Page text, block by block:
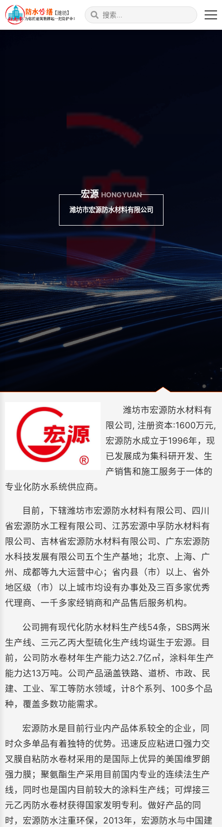
【潍坊】
潍坊市宏源防水材料有限公司
宏源 HONGYUAN
潍坊市宏源防水材料有
限公司, 注册资本:1600万元,
宏源防水成立于1996年，现
已发展成为集科研开发、生
产销售和施工服务于一体的
专业化防水系统供应商。
目前，下辖潍坊市宏源防水材料有限公司、四川
省宏源防水工程有限公司、江苏宏源中孚防水材料有
限公司、吉林省宏源防水材料有限公司、广东宏源防
水科技发展有限公司五个生产基地；北京、上海、广
州、成都等九大运营中心；省内县（市）以上、省外
地区级（市）以上城市均设有办事处及三百多家优秀
代理商、一千多家经销商和产品售后服务机构。
公司拥有现代化防水材料生产线54条，SBS两米
生产线、三元乙丙大型硫化生产线均诞生于宏源。目
前，公司防水卷材年生产能力达2.7亿㎡，涂料年生产
能力达13万吨。公司产品涵盖铁路、道桥、市政、民
建、工业、军工等防水领域，计8个系列、100多个品
种，覆盖多数功能需求。
宏源防水是目前行业内产品体系较全的企业，同
时众多单品有着独特的优势。迅速反应粘进口强力交
叉膜自粘防水卷材采用的是国际上优异的美国维罗朗
强力膜；聚氨酯生产采用目前国内专业的连续法生产
线，同时也是国内目前较大的涂料生产线；可焊接三
元乙丙防水卷材获得国家发明专利。做好产品的同
时，宏源防水注重环保，2013年，宏源防水与中国建